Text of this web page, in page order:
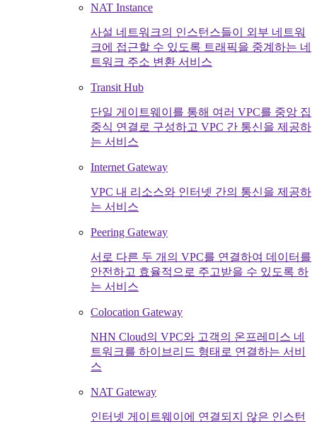
NAT Instance
사설 네트워크의 인스턴스들이 외부 네트워
크에 접근할 수 있도록 트래픽을 중계하는 네
트워크 주소 변환 서비스
Transit Hub
단일 게이트웨이를 통해 여러 VPC를 중앙 집
중식 연결로 구성하고 VPC 간 통신을 제공하
는 서비스
Internet Gateway
VPC 내 리소스와 인터넷 간의 통신을 제공하
는 서비스
Peering Gateway
서로 다른 두 개의 VPC를 연결하여 데이터를
안전하고 효율적으로 주고받을 수 있도록 하
는 서비스
Colocation Gateway
NHN Cloud의 VPC와 고객의 온프레미스 네
트워크를 하이브리드 형태로 연결하는 서비
스
NAT Gateway
인터넷 게이트웨이에 연결되지 않은 인스턴